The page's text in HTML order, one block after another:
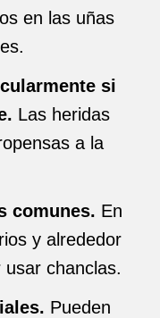
en las uñas
si
Las heridas
a la
comunes. En
y alrededor
chanclas.
Pueden